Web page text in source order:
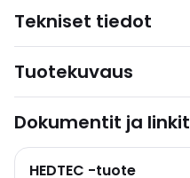
Tekniset tiedot
Tuotekuvaus
Dokumentit ja linkit
HEDTEC -tuote